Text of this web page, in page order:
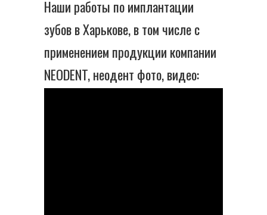
Наши работы по имплантации
зубов в Харькове, в том числе с
применением продукции компании
NEODENT, неодент фото, видео: